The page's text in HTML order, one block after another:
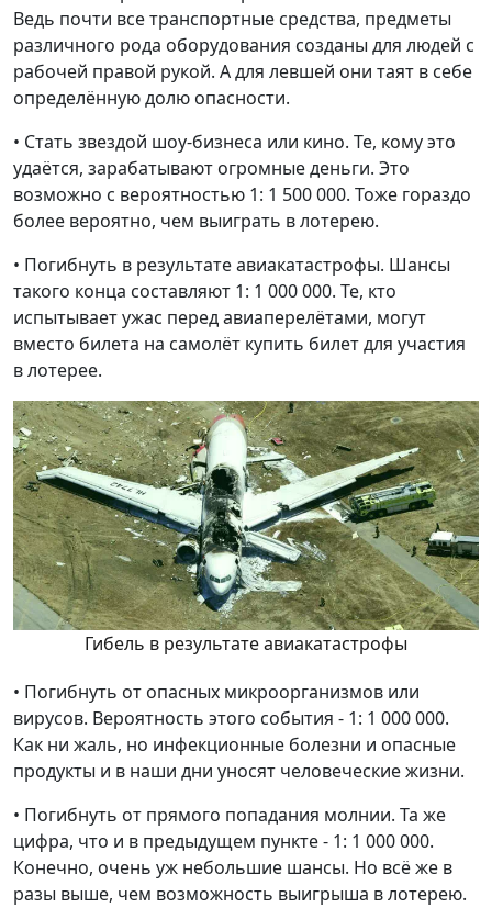
Ведь почти все транспортные средства, предметы
различного рода оборудования созданы для людей с
рабочей правой рукой. А для левшей они таят в себе
определённую долю опасности.
• Стать звездой шоу-бизнеса или кино. Те, кому это
удаётся, зарабатывают огромные деньги. Это
возможно с вероятностью 1: 1 500 000. Тоже гораздо
более вероятно, чем выиграть в лотерею.
• Погибнуть в результате авиакатастрофы. Шансы
такого конца составляют 1: 1 000 000. Те, кто
испытывает ужас перед авиаперелётами, могут
вместо билета на самолёт купить билет для участия
в лотерее.
Гибель в результате авиакатастрофы
• Погибнуть от опасных микроорганизмов или
вирусов. Вероятность этого события - 1: 1 000 000.
Как ни жаль, но инфекционные болезни и опасные
продукты и в наши дни уносят человеческие жизни.
• Погибнуть от прямого попадания молнии. Та же
цифра, что и в предыдущем пункте - 1: 1 000 000.
Конечно, очень уж небольшие шансы. Но всё же в
разы выше, чем возможность выигрыша в лотерею.